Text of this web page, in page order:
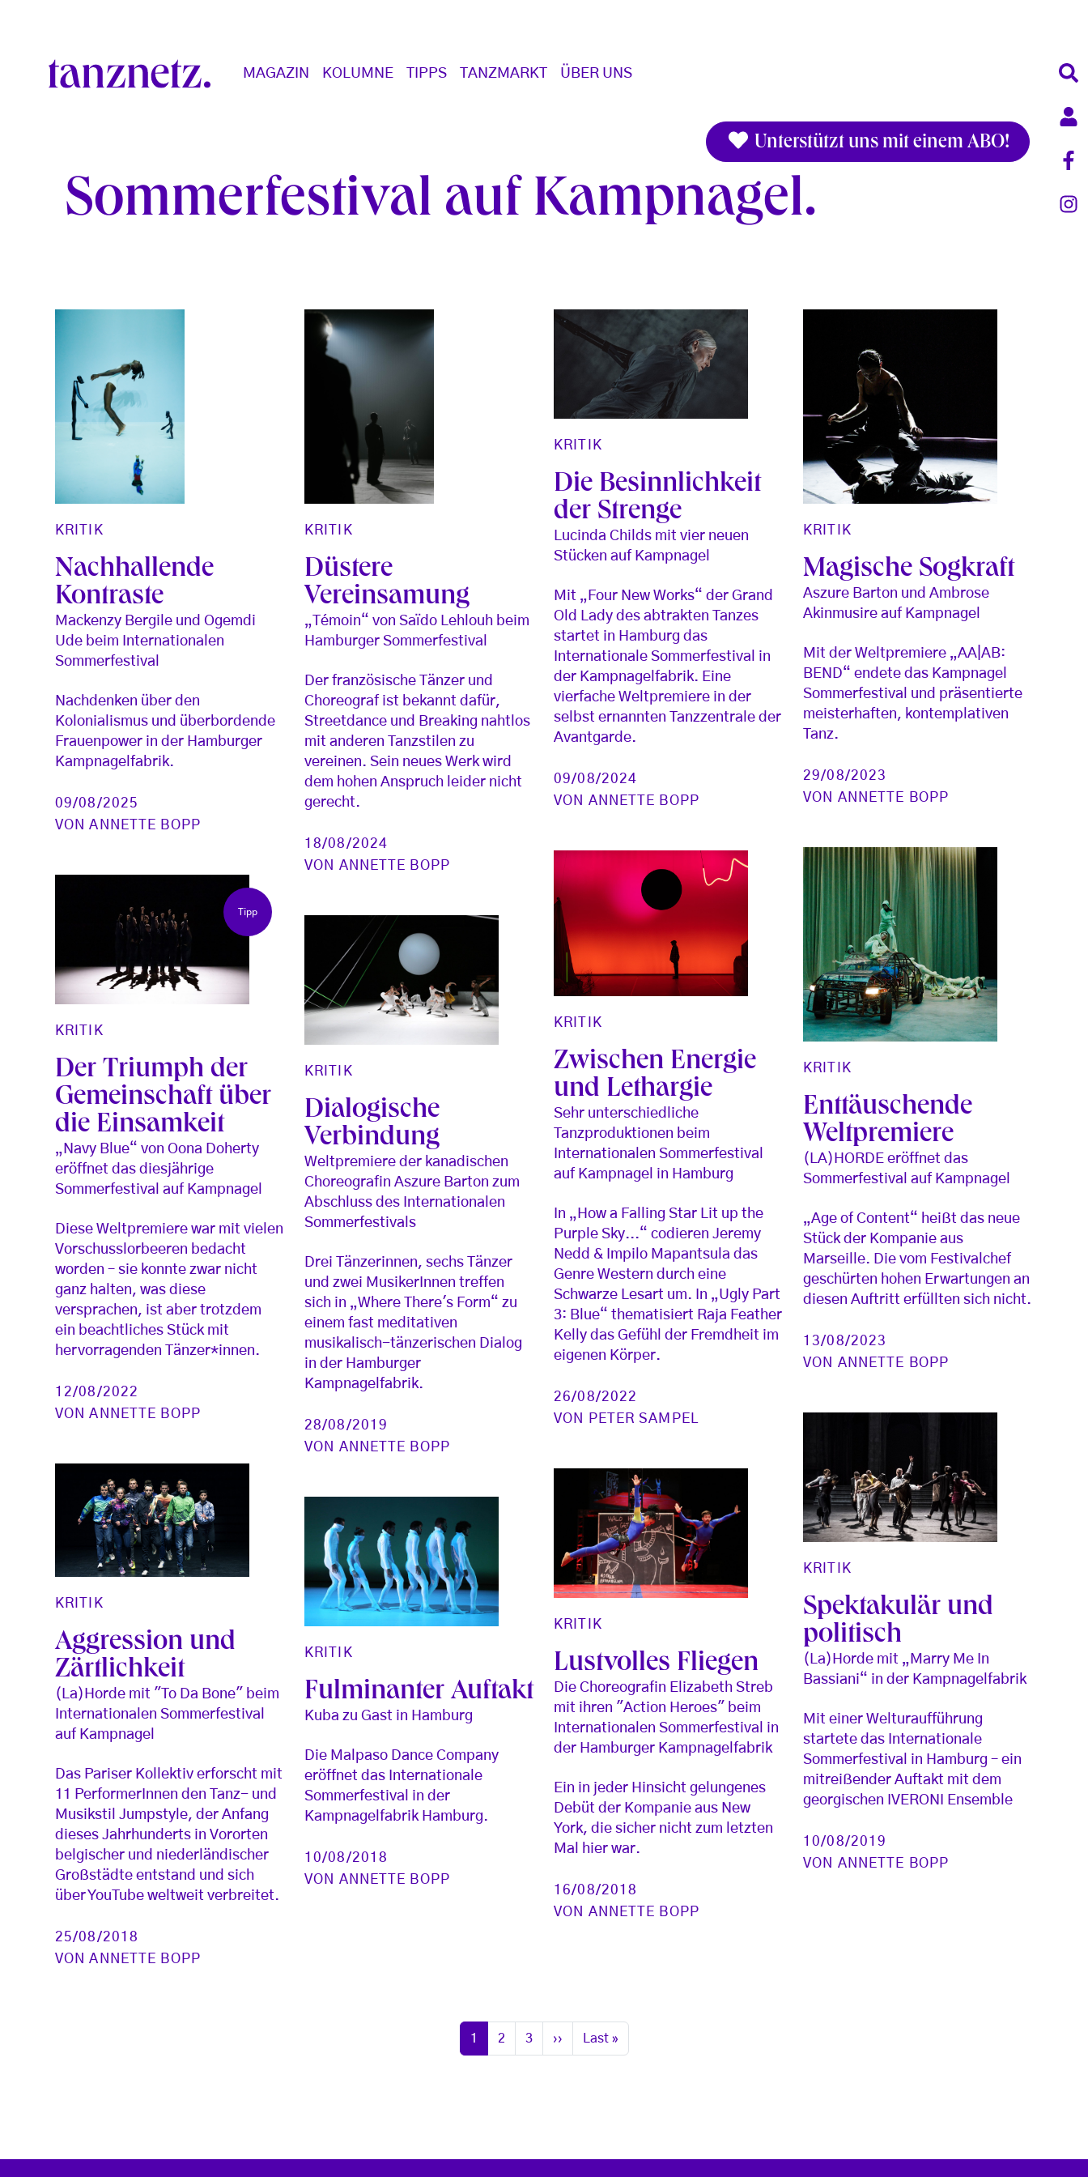
Main navigation
MAGAZIN KOLUMNE TIPPS TANZMARKT ÜBER UNS
Unterstützt uns mit einem ABO!
Sommerfestival auf Kampnagel
KRITIK
Nachhallende
Kontraste
Mackenzy Bergile und Ogemdi
Ude beim Internationalen
Sommerfestival
Nachdenken über den
Kolonialismus und überbordende
Frauenpower in der Hamburger
Kampnagelfabrik.
09/08/2025
VONANNETTE BOPP
KRITIK
Düstere
Vereinsamung
„Témoin“ von Saïdo Lehlouh beim
Hamburger Sommerfestival
Der französische Tänzer und
Choreograf ist bekannt dafür,
Streetdance und Breaking nahtlos
mit anderen Tanzstilen zu
vereinen. Sein neues Werk wird
dem hohen Anspruch leider nicht
gerecht.
18/08/2024
VON ANNETTE BOPP
KRITIK
Die Besinnlichkeit
der Strenge
Lucinda Childs mit vier neuen
Stücken auf Kampnagel
Mit „Four New Works“ der Grand
Old Lady des abtrakten Tanzes
startet in Hamburg das
Internationale Sommerfestival in
der Kampnagelfabrik. Eine
vierfache Weltpremiere in der
selbst ernannten Tanzzentrale der
Avantgarde.
09/08/2024
VON ANNETTE BOPP
KRITIK
Magische Sogkraft
Aszure Barton und Ambrose
Akinmusire auf Kampnagel
Mit der Weltpremiere „AA|AB:
BEND“ endete das Kampnagel
Sommerfestival und präsentierte
meisterhaften, kontemplativen
Tanz.
29/08/2023
VON ANNETTE BOPP
KRITIK
Enttäuschende
Weltpremiere
(LA)HORDE eröffnet das
Sommerfestival auf Kampnagel
„Age of Content“ heißt das neue
Stück der Kompanie aus
Marseille. Die vom Festivalchef
geschürten hohen Erwartungen an
diesen Auftritt erfüllten sich nicht.
13/08/2023
VON ANNETTE BOPP
KRITIK
Zwischen Energie
und Lethargie
Sehr unterschiedliche
Tanzproduktionen beim
Internationalen Sommerfestival
auf Kampnagel in Hamburg
In „How a Falling Star Lit up the
Purple Sky...“ codieren Jeremy
Nedd & Impilo Mapantsula das
Genre Western durch eine
Schwarze Lesart um. In „Ugly Part
3: Blue“ thematisiert Raja Feather
Kelly das Gefühl der Fremdheit im
eigenen Körper.
26/08/2022
VON
PETER SAMPEL
Tipp
KRITIK
Der Triumph der
Gemeinschaft über
die Einsamkeit
„Navy Blue“ von Oona Doherty
eröffnet das diesjährige
Sommerfestival auf Kampnagel
Diese Weltpremiere war mit vielen
Vorschusslorbeeren bedacht
worden – sie konnte zwar nicht
ganz halten, was diese
versprachen, ist aber trotzdem
ein beachtliches Stück mit
hervorragenden Tänzer*innen.
12/08/2022
VONANNETTE BOPP
KRITIK
Dialogische
Verbindung
Weltpremiere der kanadischen
Choreografin Aszure Barton zum
Abschluss des Internationalen
Sommerfestivals
Drei Tänzerinnen, sechs Tänzer
und zwei MusikerInnen treffen
sich in „Where There's Form“ zu
einem fast meditativen
musikalisch-tänzerischen Dialog
in der Hamburger
Kampnagelfabrik.
28/08/2019
VON ANNETTE BOPP
KRITIK
Spektakulär und
politisch
(La)Horde mit „Marry Me In
Bassiani“ in der Kampnagelfabrik
Mit einer Welturaufführung
startete das Internationale
Sommerfestival in Hamburg – ein
mitreißender Auftakt mit dem
georgischen IVERONI Ensemble
10/08/2019
VON ANNETTE BOPP
KRITIK
Aggression und
Zärtlichkeit
(La)Horde mit "To Da Bone" beim
Internationalen Sommerfestival
auf Kampnagel
Das Pariser Kollektiv erforscht mit
11 PerformerInnen den Tanz- und
Musikstil Jumpstyle, der Anfang
dieses Jahrhunderts in Vororten
belgischer und niederländischer
Großstädte entstand und sich
über YouTube weltweit verbreitet.
25/08/2018
VONANNETTE BOPP
KRITIK
Lustvolles Fliegen
Die Choreografin Elizabeth Streb
mit ihren "Action Heroes" beim
Internationalen Sommerfestival in
der Hamburger Kampnagelfabrik
Ein in jeder Hinsicht gelungenes
Debüt der Kompanie aus New
York, die sicher nicht zum letzten
Mal hier war.
16/08/2018
VON ANNETTE BOPP
KRITIK
Fulminanter Auftakt
Kuba zu Gast in Hamburg
Die Malpaso Dance Company
eröffnet das Internationale
Sommerfestival in der
Kampnagelfabrik Hamburg.
10/08/2018
VON ANNETTE BOPP
Seite
1 Seite
2 Seite
3 Nächste Seite
›› Letzte Seite
Last »